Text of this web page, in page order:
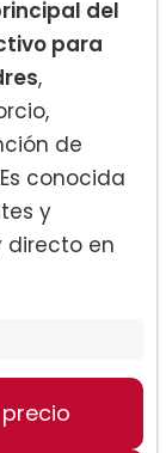
del
para
,
de
conocida
y
directo en